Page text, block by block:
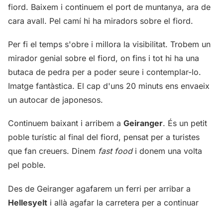
fiord. Baixem i continuem el port de muntanya, ara de
cara avall. Pel camí hi ha miradors sobre el fiord.
Per fi el temps s'obre i millora la visibilitat. Trobem un
mirador genial sobre el fiord, on fins i tot hi ha una
butaca de pedra per a poder seure i contemplar-lo.
Imatge fantàstica. El cap d'uns 20 minuts ens envaeix
un autocar de japonesos.
Continuem baixant i arribem a Geiranger. És un petit
poble turístic al final del fiord, pensat per a turistes
que fan creuers. Dinem fast foodi donem una volta
pel poble.
Des de Geiranger agafarem un ferri per arribar a
Hellesyelt i allà agafar la carretera per a continuar